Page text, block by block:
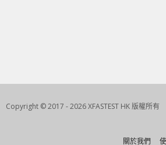
Copyright © 2017 - 2026 XFASTEST HK 版權所有
關於我們